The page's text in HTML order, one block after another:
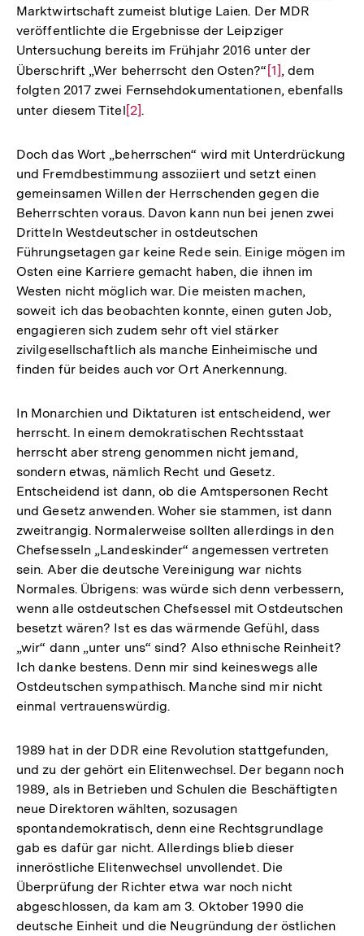
Marktwirtschaft zumeist blutige Laien. Der MDR
veröffentlichte die Ergebnisse der Leipziger
Untersuchung bereits im Frühjahr 2016 unter der
Überschrift „Wer beherrscht den Osten?“Zur
Auflösung
[1], dem
folgten 2017 zwei Fernsehdokumentationen, ebenfalls
unter diesem TitelZur
der
Fußnote
[2].
Doch das Wort „beherrschen“ wird mit Unterdrückung
und Fremdbestimmung assoziiert und setzt einen
gemeinsamen Willen der Herrschenden gegen die
Beherrschten voraus. Davon kann nun bei jenen zwei
Dritteln Westdeutscher in ostdeutschen
Führungsetagen gar keine Rede sein. Einige mögen im
Osten eine Karriere gemacht haben, die ihnen im
Westen nicht möglich war. Die meisten machen,
soweit ich das beobachten konnte, einen guten Job,
engagieren sich zudem sehr oft viel stärker
zivilgesellschaftlich als manche Einheimische und
finden für beides auch vor Ort Anerkennung.
In Monarchien und Diktaturen ist entscheidend, wer
herrscht. In einem demokratischen Rechtsstaat
herrscht aber streng genommen nicht jemand,
sondern etwas, nämlich Recht und Gesetz.
Entscheidend ist dann, ob die Amtspersonen Recht
und Gesetz anwenden. Woher sie stammen, ist dann
zweitrangig. Normalerweise sollten allerdings in den
Chefsesseln „Landeskinder“ angemessen vertreten
sein. Aber die deutsche Vereinigung war nichts
Normales. Übrigens: was würde sich denn verbessern,
wenn alle ostdeutschen Chefsessel mit Ostdeutschen
besetzt wären? Ist es das wärmende Gefühl, dass
„wir“ dann „unter uns“ sind? Also ethnische Reinheit?
Ich danke bestens. Denn mir sind keineswegs alle
Ostdeutschen sympathisch. Manche sind mir nicht
einmal vertrauenswürdig.
1989 hat in der DDR eine Revolution stattgefunden,
und zu der gehört ein Elitenwechsel. Der begann noch
1989, als in Betrieben und Schulen die Beschäftigten
neue Direktoren wählten, sozusagen
spontandemokratisch, denn eine Rechtsgrundlage
gab es dafür gar nicht. Allerdings blieb dieser
inneröstliche Elitenwechsel unvollendet. Die
Überprüfung der Richter etwa war noch nicht
abgeschlossen, da kam am 3. Oktober 1990 die
deutsche Einheit und die Neugründung der östlichen